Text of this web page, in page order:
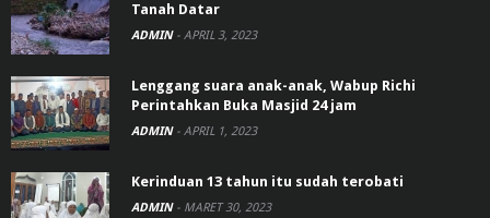
Tanah Datar
ADMIN - APRIL 3, 2023
Lenggang suara anak-anak, Wabup Richi
Perintahkan Buka Masjid 24 jam
ADMIN - APRIL 1, 2023
Kerinduan 13 tahun itu sudah terobati
ADMIN - MARET 30, 2023